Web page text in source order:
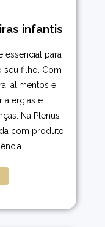
infantis
essencial para
seu filho. Com
alimentos e
alergias e
Na Plenus
com produto